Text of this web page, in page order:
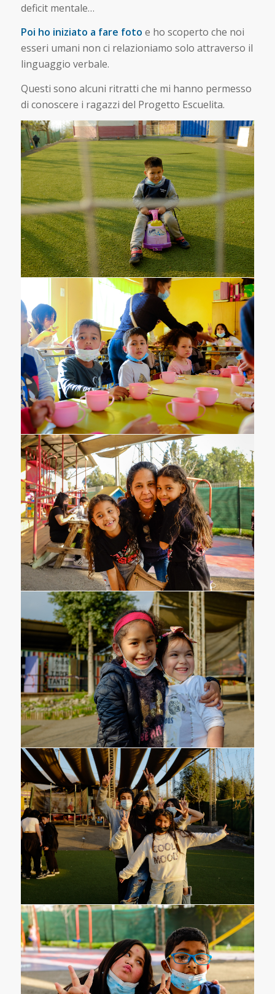
deficit mentale…
Poi ho iniziato a fare foto e ho scoperto che noi
esseri umani non ci relazioniamo solo attraverso il
linguaggio verbale.
Questi sono alcuni ritratti che mi hanno permesso
di conoscere i ragazzi del Progetto Escuelita.